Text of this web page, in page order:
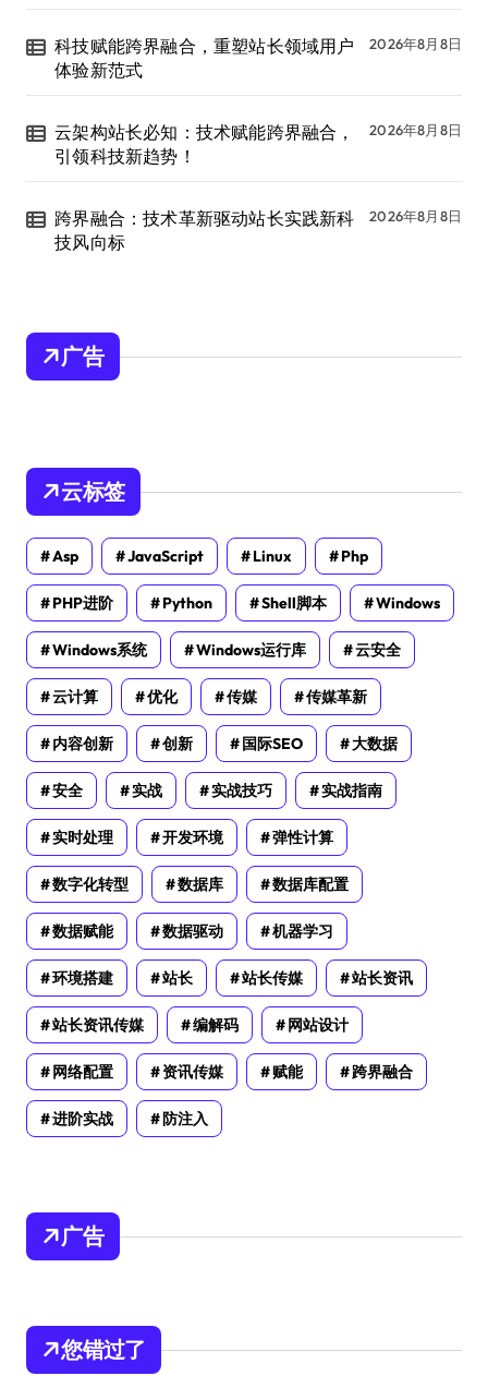
科技赋能跨界融合，重塑站长领域用户
体验新范式
2026年8月8日
云架构站长必知：技术赋能跨界融合，
引领科技新趋势！
2026年8月8日
跨界融合：技术革新驱动站长实践新科
技风向标
2026年8月8日
广告
云标签
Asp JavaScript Linux Php
PHP进阶 Python Shell脚本 Windows
Windows系统 Windows运行库 云安全
云计算 优化 传媒 传媒革新
内容创新 创新 国际SEO 大数据
安全 实战 实战技巧 实战指南
实时处理 开发环境 弹性计算
数字化转型 数据库 数据库配置
数据赋能 数据驱动 机器学习
环境搭建 站长 站长传媒 站长资讯
站长资讯传媒 编解码 网站设计
网络配置 资讯传媒 赋能 跨界融合
进阶实战 防注入
广告
您错过了